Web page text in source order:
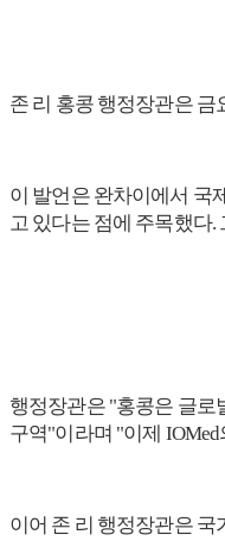
존 리 홍콩 행정장관은
이 발언은 완차이에서 국
고 있다는 점에 주목했다
행정장관은 "홍콩은 글로
구역"이라며 "이제
이어 존 리 행정장관은 국